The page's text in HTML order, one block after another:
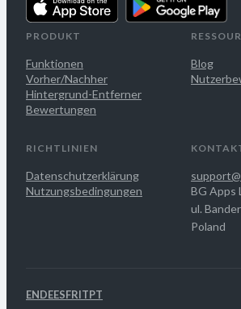
PRODUKT
Funktionen
Vorher/Nachher
Hintergrund-Entferner
Bewertungen
Blog
RICHTLINIEN
Datenschutzerklärung
Nutzungsbedingungen
BG Apps
ul.
Poland
ENDEESFRITPT